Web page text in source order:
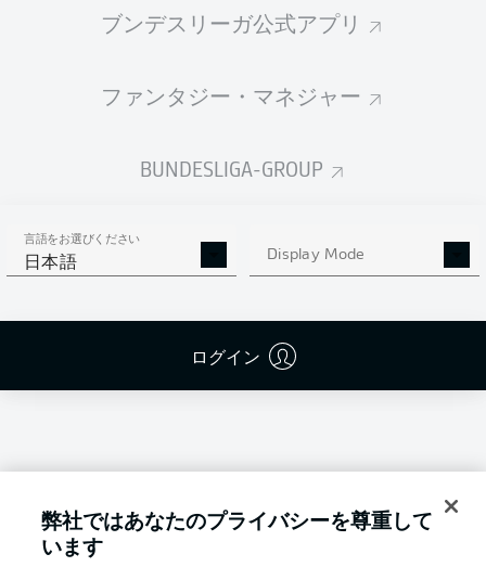
ブンデスリーガ公式アプリ
ファンタジー・マネジャー
BUNDESLIGA-GROUP
言語をお選びください
日本語 Display Mode
ログイン
Hello and welcome!
FC Kaiserslautern and Eintracht Braunschweig.
弊社ではあなたのプライバシーを尊重して
います